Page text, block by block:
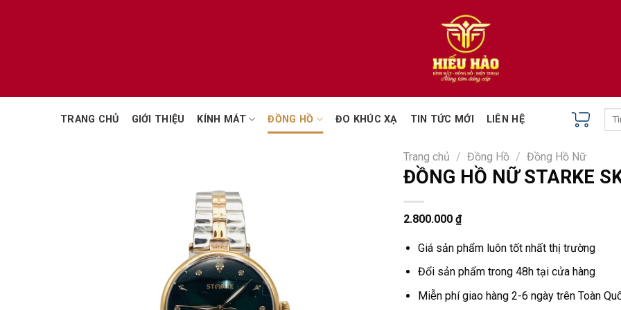
TRANG CHỦ GIỚI THIỆU KÍNH MÁT ĐỒNG HỒ ĐO KHÚC XẠ TIN TỨC MỚI LIÊN HỆ
Tìm
Trang chủ / Đồng Hồ / Đồng Hồ Nữ
ĐỒNG HỒ NỮ STARKE
2.800.000₫
Giá sản phẩm luôn tốt nhất thị trường
Đổi sản phẩm trong 48h tại cửa hàng
Miễn phí giao hàng 2-6 ngày trên Toàn